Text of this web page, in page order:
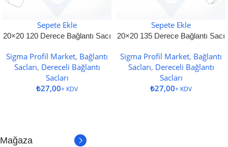
Sepete Ekle
20×20 120 Derece Bağlantı Sacı
Sigma Profil Market, Bağlantı
Sacları, Dereceli Bağlantı
Sacları
₺
Sepete Ekle
20×20 135 Derece Bağlantı Sacı
Sigma Profil Market, Bağlantı
Sacları, Dereceli Bağlantı
Sacları
₺
Mağaza